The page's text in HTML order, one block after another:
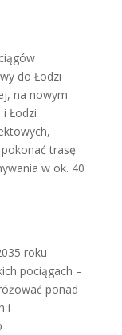
do Łodzi
na nowym
Łodzi
trasę
w ok. 40
roku
pociągach –
ponad
i